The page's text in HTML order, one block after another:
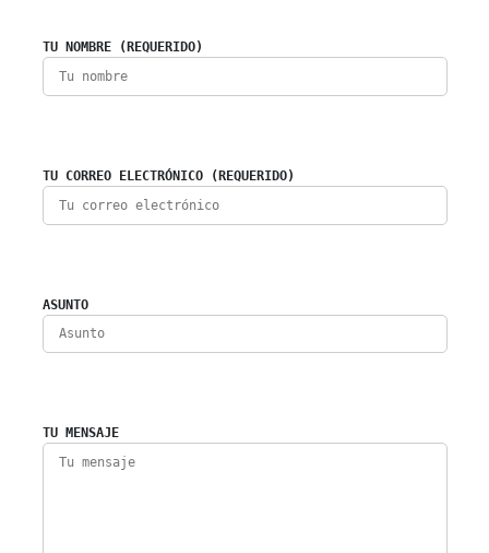
TU NOMBRE (REQUERIDO)
TU CORREO ELECTRÓNICO (REQUERIDO)
ASUNTO
TU MENSAJE